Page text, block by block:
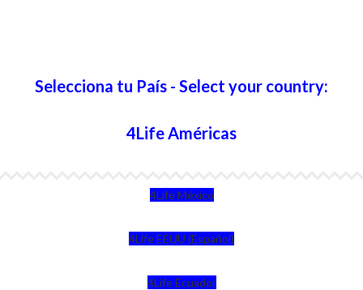
Selecciona tu País - Select your country:
4Life Américas
4Life México
4Life EEUU (Español)
4Life Ecuador